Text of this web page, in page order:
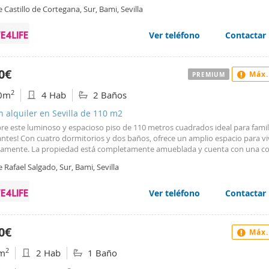
lista para su uso inmediato. Además, dispone de aire acondicionado
un ambiente agradable en cualquier estación del año y ascensor para
Su ubicación exterior garantiza una excelente iluminación natural, creando
cálido y acogedor. Una oportunidad única en una zona demandada,
valoran la comodidad y la calidad de vida.
Castillo de Cortegana, Sur, Bami, Sevilla
Ver teléfono Contactar
2 4 Hab 2 Baños
alquiler en Sevilla de 110 m2
este luminoso y espacioso piso de 110 metros cuadrados ideal para
Con cuatro dormitorios y dos baños, ofrece un amplio espacio para
La propiedad está completamente amueblada y cuenta con una
disfruta de la luz natural en cada rincón. Además, podrás relajarte en el
o disfrutar de la piscina compartida en los meses de verano. Con
este piso combina funcionalidad y confort en un entorno
la oportunidad de vivir en un espacio que lo tiene todo.
Rafael Salgado, Sur, Bami, Sevilla
Ver teléfono Contactar
PREMIUM
2 2 Hab 1 Baño